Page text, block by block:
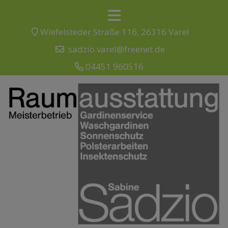
Wiefelsteder Straße 116, 26316 Varel
sadzio.varel@freenet.de
04451 960516